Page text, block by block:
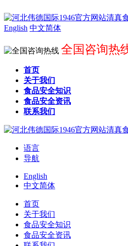
English 中文简体
全国咨询热
首页
关于我们
食品安全知识
食品安全资讯
联系我们
语言
导航
English
中文简体
首页
关于我们
食品安全知识
食品安全资讯